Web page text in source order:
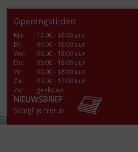
Openingstijden
Ma:
13.00 - 18.00 uur
Di:
09.00 - 18.00 uur
Wo:
09.00 - 18.00 uur
Do:
09.00 - 18.00 uur
Vr:
09.00 - 18.00 uur
Za:
09.00 - 17.00 uur
Zo:
gesloten
NIEUWSBRIEF
Schrijf je hier in